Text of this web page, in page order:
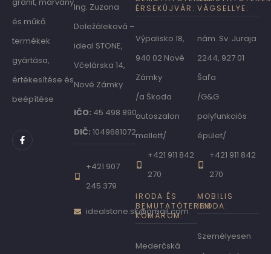
és műkő
termékek
gyártása,
értékesítése és
beépítése
Ing. Zuzana
Doležáleková –
ideal STONE,
Včelárska 14,
Nové Zámky
IČO: 45 498 890,
DIČ: 1049681072
+421 907
245 379
idealstone.sk@gmail.com
ÉRSEKÚJVÁR:
Výpalisko 18,
940 02 Nové
Zámky
/a Škoda
autoszalon
mellett/
+421 911 842
270
IRODA ÉS
BEMUTATÓTEREM
KOMÁROM:
Mederčská
VÁGSELLYE:
nám. Sv. Juraja
2244, 927 01
Šaľa
/G&G
polyfunkciós
épület/
+421 911 842
270
MOBILIS
IRODA:
Személyesen